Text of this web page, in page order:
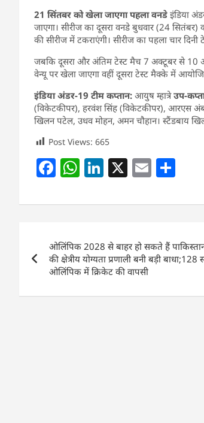
21 सिंतबर को खेला जाएगा पहला वनडे इंडिया
जाएगा। सीरीज का दूसरा वनडे बुधवार (24
की सीरीज में टकराएंगी। सीरीज का पहला चार
जबकि दूसरा और अंतिम टेस्ट मैच 7 अक्टूबर से 10
वेन्यू पर खेला जाएगा वहीं दूसरा टेस्ट मैक्के में
इंडिया अंडर-19 टीम कप्तान: आयुष म्हात्रेउप-
(विकेटकीपर), हरवंश सिंह (विकेटकीपर), आरएस
खिलन पटेल, उधव मोहन, अमन चौहान। स्टैंडबाय
Post Views: 665
F
c
b
o
o
k
W
at
A
p
p
Li
k
dI
n
X E
ai ar
navigation
ओलिंपिक 2028 से बाहर हो सकते हैं
की क्षेत्रीय योग्यता प्रणाली बनी बड़ी बाधा;128
ओलिंपिक में क्रिकेट की वापसी